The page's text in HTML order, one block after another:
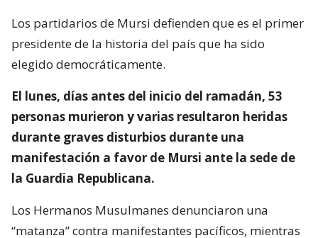
Los partidarios de Mursi defienden que es el primer
presidente de la historia del país que ha sido
elegido democráticamente.
El lunes, días antes del inicio del ramadán, 53
personas murieron y varias resultaron heridas
durante graves disturbios durante una
manifestación a favor de Mursi ante la sede de
la Guardia Republicana.
Los Hermanos Musulmanes denunciaron una
“matanza” contra manifestantes pacíficos, mientras